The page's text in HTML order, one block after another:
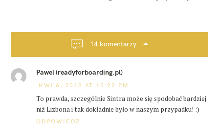
j
s
14 komentarzy
Pawel (readyforboarding.pl)
KWI 6, 2018 AT 10:22 PM
To prawda, szczególnie Sintra może się spodobać bardziej
niż Lizbona i tak dokładnie było w naszym przypadku! :)
ODPOWIEDZ